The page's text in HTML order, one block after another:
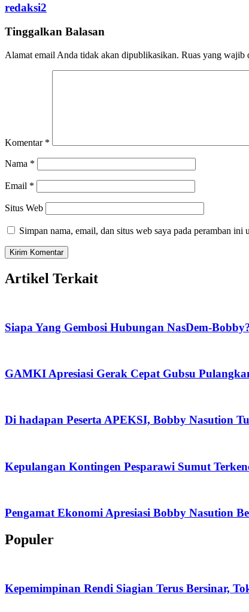
redaksi2
Tinggalkan Balasan
Alamat email Anda tidak akan dipublikasikan. Ruas yang wajib
Komentar *
Nama *
Email *
Situs Web
Simpan nama, email, dan situs web saya pada peramban ini
Artikel Terkait
Siapa Yang Gembosi Hubungan NasDem-
GAMKI Apresiasi Gerak Cepat Gubsu
Di hadapan Peserta APEKSI, Bobby Nasution
Kepulangan Kontingen Pesparawi Sumut
Pengamat Ekonomi Apresiasi Bobby Nasution
Populer
Kepemimpinan Rendi Siagian Terus Bersinar,